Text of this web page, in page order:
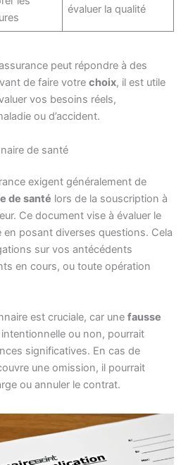
évaluer la qualité
peut répondre à des
de faire votre choix, il est utile
vos besoins réels,
ou d’accident.
de santé
exigent généralement de
de santé lors de la souscription à
Ce document vise à évaluer le
en posant diverses questions. Cela
sur vos antécédents
en cours, ou toute opération
est cruciale, car une fausse
intentionnelle ou non, pourrait
significatives. En cas de
une omission, il pourrait
ou annuler le contrat.